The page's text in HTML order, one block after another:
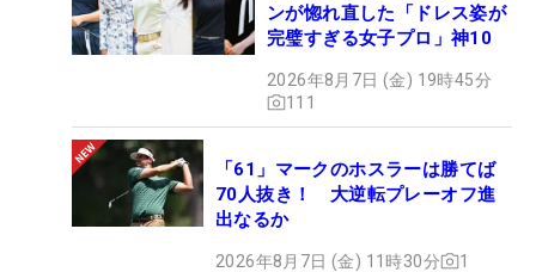
ンが惚れ直した「ドレス姿が
完璧すぎる女子プロ」神10
2026年8月7日 (金) 19時45分
111
「61」マークのホスラーは勝てば
70人抜き！ 大逆転プレーオフ進
出なるか
2026年8月7日 (金) 11時30分 1